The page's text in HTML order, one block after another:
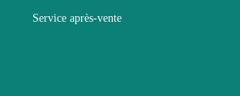
Service après-vente